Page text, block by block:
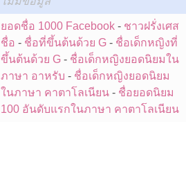
ยอดชื่อ 1000 Facebook - ชาวฝรั่งเศส
ชื่อ - ชื่อที่ขึ้นต้นด้วย G - ชื่อเด็กหญิงที่
ขึ้นต้นด้วย G - ชื่อเด็กหญิงยอดนิยมใน
ภาษา อาหรับ - ชื่อเด็กหญิงยอดนิยม
ในภาษา คาตาโลเนียน - ชื่อยอดนิยม
100 อันดับแรกในภาษา คาตาโลเนียน